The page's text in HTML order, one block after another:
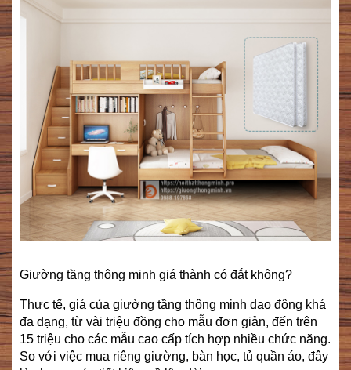
Giường tầng thông minh giá thành có đắt không?
Thực tế, giá của giường tầng thông minh dao động khá
đa dạng, từ vài triệu đồng cho mẫu đơn giản, đến trên
15 triệu cho các mẫu cao cấp tích hợp nhiều chức năng.
So với việc mua riêng giường, bàn học, tủ quần áo, đây